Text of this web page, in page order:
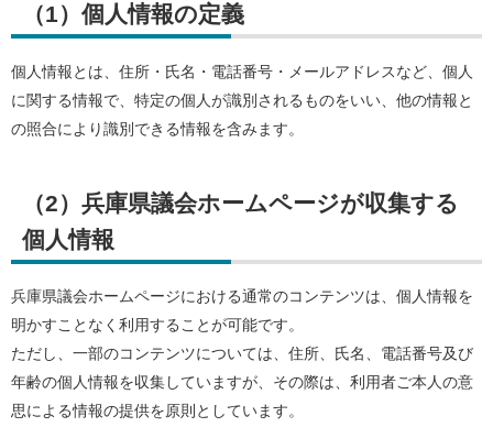
（1）個人情報の定義
個人情報とは、住所・氏名・電話番号・メールアドレスなど、個人
に関する情報で、特定の個人が識別されるものをいい、他の情報と
の照合により識別できる情報を含みます。
（2）兵庫県議会ホームページが収集する
個人情報
兵庫県議会ホームページにおける通常のコンテンツは、個人情報を
明かすことなく利用することが可能です。
ただし、一部のコンテンツについては、住所、氏名、電話番号及び
年齢の個人情報を収集していますが、その際は、利用者ご本人の意
思による情報の提供を原則としています。